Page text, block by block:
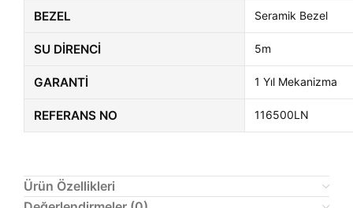
BEZEL Seramik Bezel
SU DIRENCI 5m
GARANTI 1 Yıl Mekanizma
REFERANS NO 116500LN
Ürün Özellikleri